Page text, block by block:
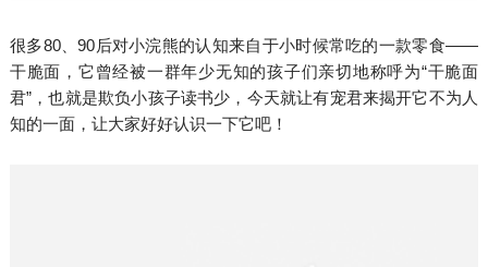
很多80、90后对小浣熊的认知来自于小时候常吃的一款零食——
干脆面，它曾经被一群年少无知的孩子们亲切地称呼为“干脆面
君”，也就是欺负小孩子读书少，今天就让有宠君来揭开它不为人
知的一面，让大家好好认识一下它吧！